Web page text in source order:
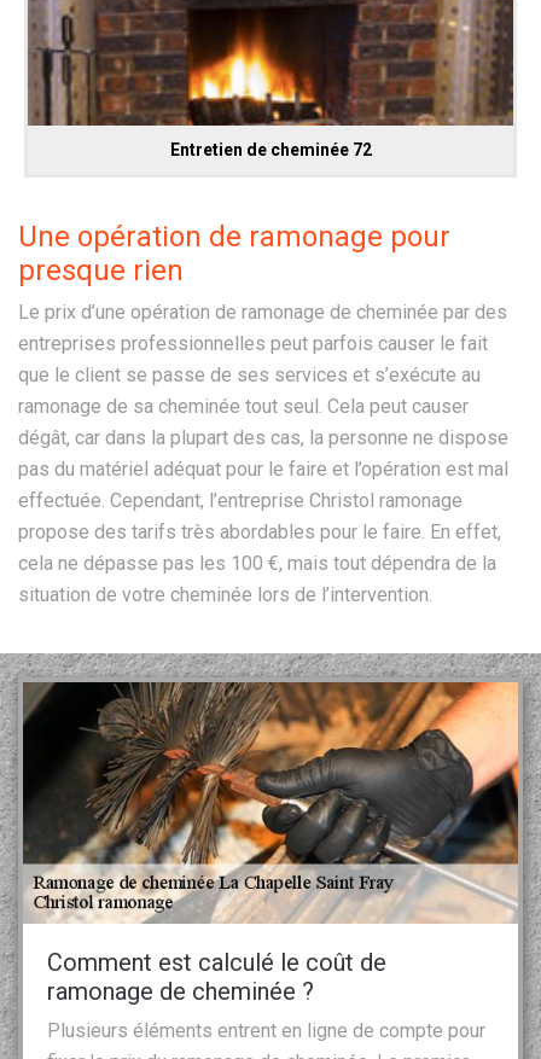
Entretien de cheminée 72
Une opération de ramonage pour
presque rien
Le prix d’une opération de ramonage de cheminée par des
entreprises professionnelles peut parfois causer le fait
que le client se passe de ses services et s’exécute au
ramonage de sa cheminée tout seul. Cela peut causer
dégât, car dans la plupart des cas, la personne ne dispose
pas du matériel adéquat pour le faire et l’opération est mal
effectuée. Cependant, l’entreprise Christol ramonage
propose des tarifs très abordables pour le faire. En effet,
cela ne dépasse pas les 100 €, mais tout dépendra de la
situation de votre cheminée lors de l’intervention.
Comment est calculé le coût de
ramonage de cheminée ?
Plusieurs éléments entrent en ligne de compte pour